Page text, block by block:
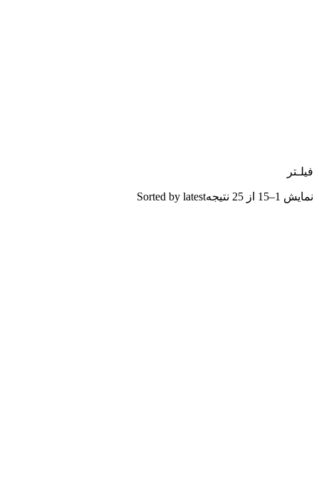
فیلـتر
نمایش 1–15 از 25 نتیجه Sorted by latest